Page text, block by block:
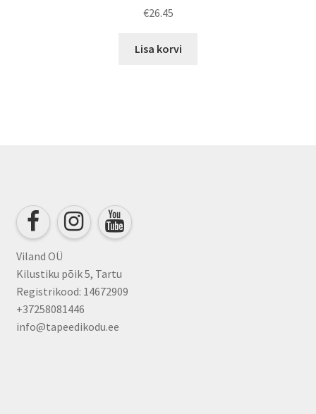
€26.45
Lisa korvi
Viland OÜ
Kilustiku põik 5, Tartu
Registrikood: 14672909
+37258081446
info@tapeedikodu.ee